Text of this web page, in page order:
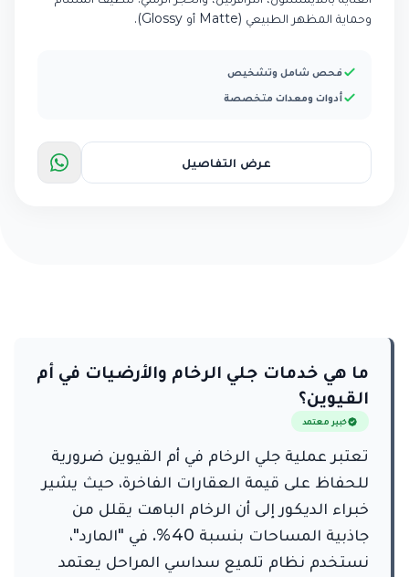
وحماية المظهر الطبيعي (Matte أو Glossy).
فحص شامل وتشخيص
أدوات ومعدات متخصصة
عرض التفاصيل
ما هي خدمات جلي الرخام والأرضيات في أم
القيوين؟
خبير معتمد
تعتبر عملية جلي الرخام في أم القيوين ضرورية
للحفاظ على قيمة العقارات الفاخرة، حيث يشير
خبراء الديكور إلى أن الرخام الباهت يقلل من
جاذبية المساحات بنسبة 40%. في "المارد"،
نستخدم نظام تلميع سداسي المراحل يعتمد